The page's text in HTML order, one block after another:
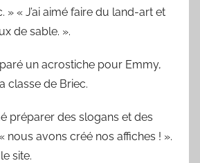
» « J’ai aimé faire du land-art et
de sable. ».
un acrostiche pour Emmy,
classe de Briec.
préparer des slogans et des
nous avons créé nos affiches ! ».
site.